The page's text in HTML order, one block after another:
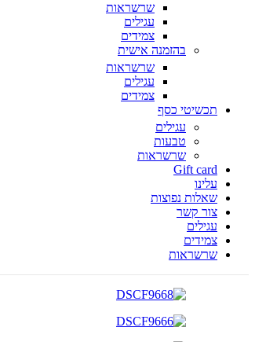
שרשראות
עגילים
צמידים
בהזמנה אישית
שרשראות
עגילים
צמידים
תכשיטי כסף
עגילים
טבעות
שרשראות
Gift card
עלינו
שאלות נפוצות
צור קשר
עגילים
צמידים
שרשראות